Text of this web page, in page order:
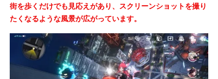
街を歩くだけでも見応えがあり、スクリーンショットを撮り
たくなるような風景が広がっています。